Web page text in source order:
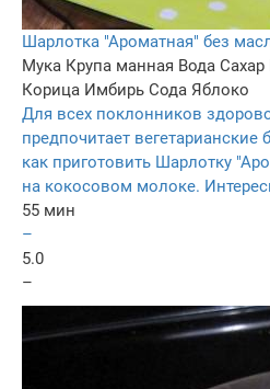
Шарлотка "Ароматная" без
Мука Крупа манная Вода Сахар
Корица Имбирь Сода Яблоко
Для всех поклонников
предпочитает вегетарианские
как приготовить Шарлотку
на кокосовом молоке.
55 мин
–
5.0
–